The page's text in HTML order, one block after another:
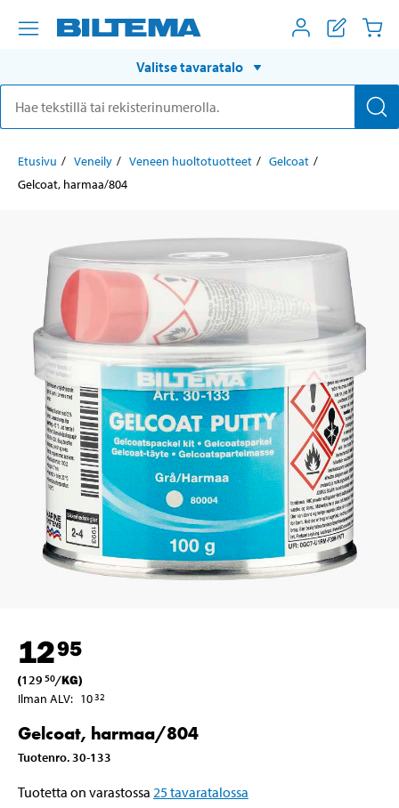
Valitse tavaratalo
Etusivu Veneily Veneen huoltotuotteet
Gelcoat
Gelcoat, harmaa/804
1295
(129 50/KG)
Ilman ALV: 1032
Gelcoat, harmaa/804
Tuotenro. 30-133
Tuotetta on varastossa 25tavaratalossa